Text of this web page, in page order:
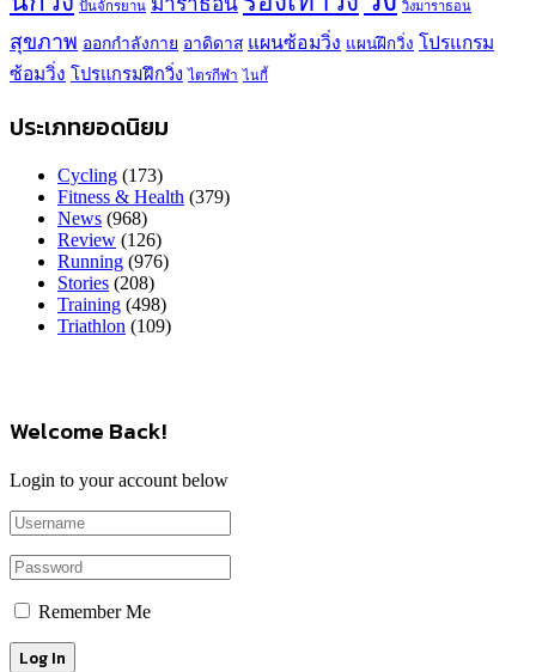
ปั่นจักรยาน มาราธอน วิ่งมาราธอน
สุขภาพ ออกกำลังกาย อาดิดาส แผนซ้อมวิ่ง แผนฝึกวิ่ง โปรแกรม
ซ้อมวิ่ง โปรแกรมฝึกวิ่ง ไตรกีฬา ไนกี้
ประเภทยอดนิยม
Cycling (173)
Fitness & Health (379)
News (968)
Review (126)
Running (976)
Stories (208)
Training (498)
Triathlon (109)
Welcome Back!
Login to your account below
Remember Me